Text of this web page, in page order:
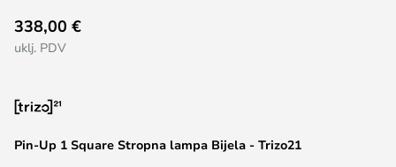
to
the
of
the
images
Pin-Up 1 Square Stropna lampa Bijela - Trizo21
338,00 €
uklj. PDV